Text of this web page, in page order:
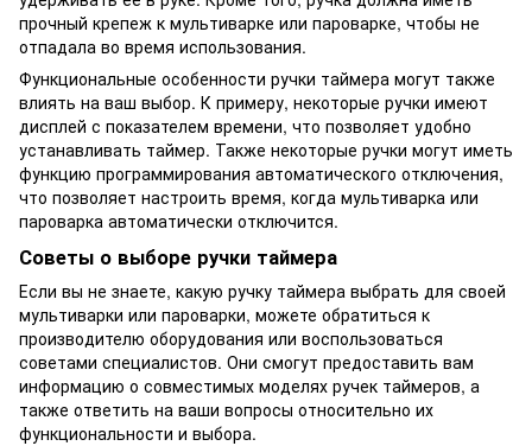
прочный крепеж к мультиварке или пароварке, чтобы не
отпадала во время использования.
Функциональные особенности ручки таймера могут также
влиять на ваш выбор. К примеру, некоторые ручки имеют
дисплей с показателем времени, что позволяет удобно
устанавливать таймер. Также некоторые ручки могут иметь
функцию программирования автоматического отключения,
что позволяет настроить время, когда мультиварка или
пароварка автоматически отключится.
Советы о выборе ручки таймера
Если вы не знаете, какую ручку таймера выбрать для своей
мультиварки или пароварки, можете обратиться к
производителю оборудования или воспользоваться
советами специалистов. Они смогут предоставить вам
информацию о совместимых моделях ручек таймеров, а
также ответить на ваши вопросы относительно их
функциональности и выбора.